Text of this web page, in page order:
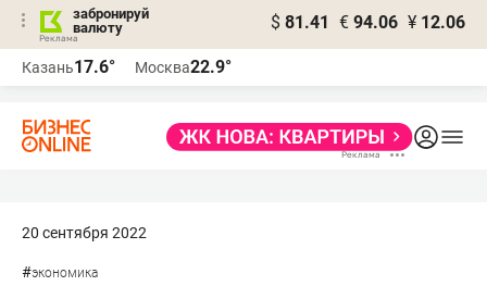
забронируй
валюту
$ 81.41 € 94.06 ¥ 12.06
Казань17.6° Москва22.9°
20 сентября 2022
#экономика